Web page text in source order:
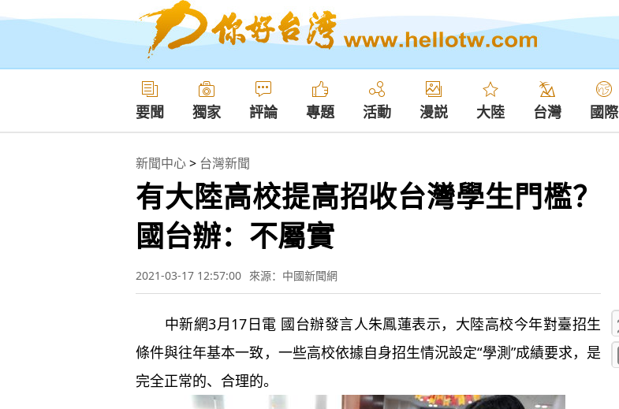
要聞 獨家 評論 專題 活動 漫説 大陸 台灣 國際
新聞中心> 台灣新聞
有大陸高校提高招收台灣學生門檻？
國台辦：不屬實
2021-03-17 12:57:00 來源：中國新聞網
中新網3月17日電 國台辦發言人朱鳳蓮表示，大陸高校今年對臺招生
條件與往年基本一致，一些高校依據自身招生情況設定“學測”成績要求，是
完全正常的、合理的。